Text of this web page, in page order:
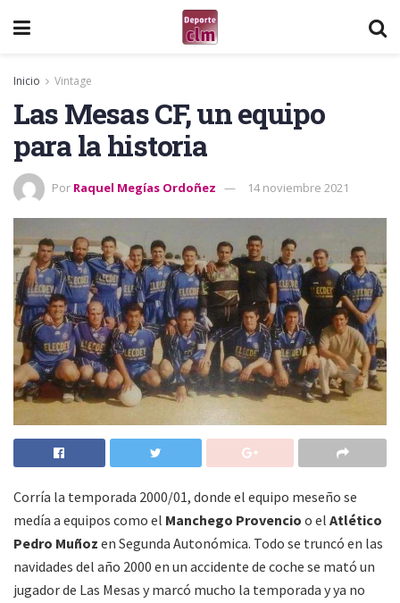
Inicio Vintage
Las Mesas CF, un equipo
para la historia
Por Raquel Megías Ordoñez 14 noviembre 2021
Corría la temporada 2000/01, donde el equipo meseño se
medía a equipos como el Manchego Provencio o el Atlético
Pedro Muñoz en Segunda Autonómica. Todo se truncó en las
navidades del año 2000 en un accidente de coche se mató un
jugador de Las Mesas y marcó mucho la temporada y ya no